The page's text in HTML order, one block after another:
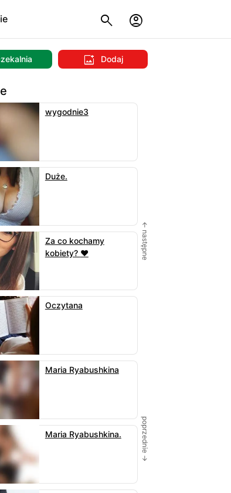
Dodaj
wygodnie3
Duże.
Za co kochamy
kobiety? ♥️
Oczytana
Maria Ryabushkina
Maria Ryabushkina.
← następne
poprzednie →